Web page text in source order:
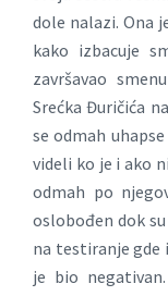
dole nalazi. Ona
kako izbacuje
završavao
Srećka Đuričića
se odmah
videli ko je i ako
odmah po
oslobođen dok
na testiranje gde
je bio